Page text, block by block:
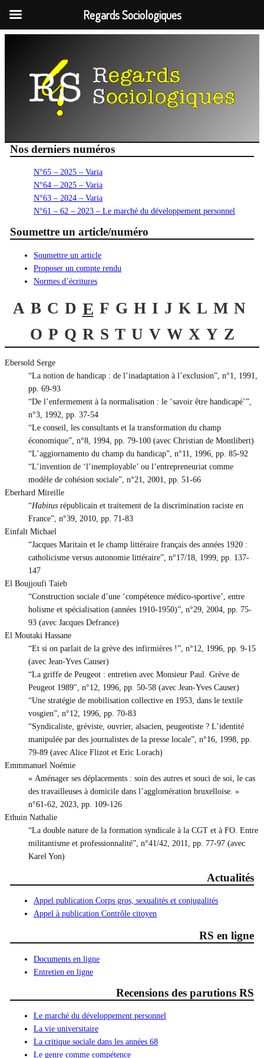
Nos derniers numéros
N°65 – 2025 – Varia
N°64 – 2025 – Varia
N°63 – 2024 – Varia
N°61 – 62 – 2023 – Le marché du développement personnel
Soumettre un article/numéro
Soumettre un article
Proposer un compte rendu
Normes d’écritures
A B C D E F G H I J K L M N
O P Q R S T U V W X Y Z
Ebersold Serge
“La notion de handicap : de l’inadaptation à l’exclusion”, n°1, 1991,
pp. 69-93
“De l’enfermement à la normalisation : le ‘savoir être handicapé’”,
n°3, 1992, pp. 37-54
“Le conseil, les consultants et la transformation du champ
économique”, n°8, 1994, pp. 79-100 (avec Christian de Montlibert)
“L’aggiornamento du champ du handicap”, n°11, 1996, pp. 85-92
“L’invention de ‘l’inemployable’ ou l’entrepreneuriat comme
modèle de cohésion sociale”, n°21, 2001, pp. 51-66
Eberhard Mireille
“Habitus républicain et traitement de la discrimination raciste en
France”, n°39, 2010, pp. 71-83
Einfalt Michael
“Jacques Maritain et le champ littéraire français des années 1920 :
catholicisme versus autonomie littéraire”, n°17/18, 1999, pp. 137-
147
El Boujjoufi Taieb
“Construction sociale d’une ‘compétence médico-sportive’, entre
holisme et spécialisation (années 1910-1950)”, n°29, 2004, pp. 75-
93 (avec Jacques Defrance)
El Moutaki Hassane
“Et si on parlait de la grève des infirmières !”, n°12, 1996, pp. 9-15
(avec Jean-Yves Causer)
“La griffe de Peugeot : entretien avec Monsieur Paul. Grève de
Peugeot 1989″, n°12, 1996, pp. 50-58 (avec Jean-Yves Causer)
“Une stratégie de mobilisation collective en 1953, dans le textile
vosgien”, n°12, 1996, pp. 70-83
“Syndicaliste, gréviste, ouvrier, alsacien, peugeotiste ? L’identité
manipulée par des journalistes de la presse locale”, n°16, 1998, pp.
79-89 (avec Alice Flizot et Eric Lorach)
Emmmanuel Noémie
« Aménager ses déplacements : soin des autres et souci de soi, le cas
des travailleuses à domicile dans l’agglomération bruxelloise. »
n°61-62, 2023, pp. 109-126
Ethuin Nathalie
“La double nature de la formation syndicale à la CGT et à FO. Entre
militantisme et professionnalité”, n°41/42, 2011, pp. 77-97 (avec
Karel Yon)
Actualités
Appel publication Corps gros, sexualités et conjugalités
Appel à publication Contrôle citoyen
RS en ligne
Documents en ligne
Entretien en ligne
Recensions des parutions RS
Le marché du développement personnel
La vie universitaire
La critique sociale dans les années 68
Le genre comme compétence
Regards Sociologiques